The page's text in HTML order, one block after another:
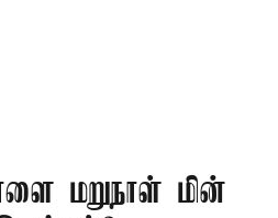
மறுநாள் மின்